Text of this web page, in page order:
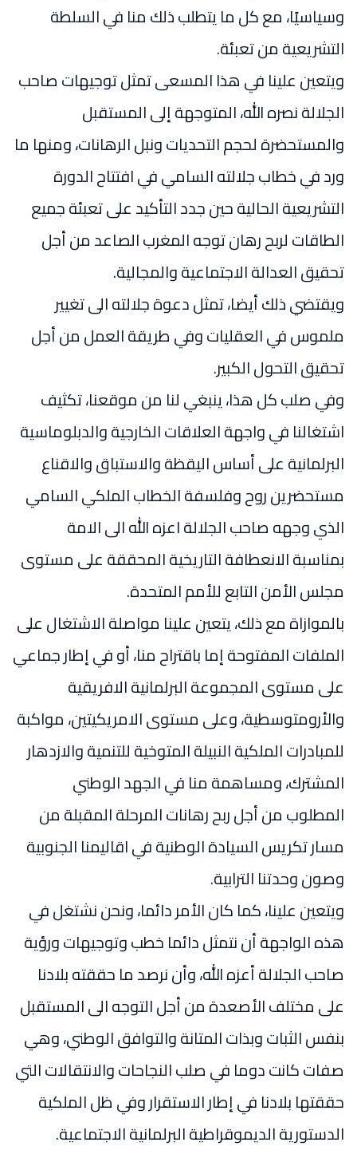
وسياسيًا، مع كل ما يتطلب ذلك منا في السلطة
التشريعية من تعبئة.
ويتعين علينا في هذا المسعى تمثل توجيهات صاحب
الجلالة نصره الله، المتوجهة إلى المستقبل
والمستحضرة لحجم التحديات ونبل الرهانات، ومنها ما
ورد في خطاب جلالته السامي في افتتاح الدورة
التشريعية الحالية حين جدد التأكيد على تعبئة جميع
الطاقات لربح رهان توجه المغرب الصاعد من أجل
تحقيق العدالة الاجتماعية والمجالية.
ويقتضي ذلك أيضا، تمثل دعوة جلالته الى تغيير
ملموس في العقليات وفي طريقة العمل من أجل
تحقيق التحول الكبير.
وفي صلب كل هذا، ينبغي لنا من موقعنا، تكثيف
اشتغالنا في واجهة العلاقات الخارجية والدبلوماسية
البرلمانية على أساس اليقظة والاستباق والاقناع
مستحضرين روح وفلسفة الخطاب الملكي السامي
الذي وجهه صاحب الجلالة اعزه الله الى الامة
بمناسبة الانعطافة التاريخية المحققة على مستوى
مجلس الأمن التابع للأمم المتحدة.
بالموازاة مع ذلك، يتعين علينا مواصلة الاشتغال على
الملفات المفتوحة إما باقتراح منا، أو في إطار جماعي
على مستوى المجموعة البرلمانية الافريقية
والأرومتوسطية، وعلى مستوى الامريكيتين، مواكبة
للمبادرات الملكية النبيلة المتوخية للتنمية والازدهار
المشترك، ومساهمة منا في الجهد الوطني
المطلوب من أجل ربح رهانات المرحلة المقبلة من
مسار تكريس السيادة الوطنية في اقاليمنا الجنوبية
وصون وحدتنا الترابية.
ويتعين علينا، كما كان الأمر دائما، ونحن نشتغل في
هذه الواجهة أن نتمثل دائما خطب وتوجيهات ورؤية
صاحب الجلالة أعزه الله، وأن نرصد ما حققته بلادنا
على مختلف الأصعدة من أجل التوجه الى المستقبل
بنفس الثبات وبذات المتانة والتوافق الوطني، وهي
صفات كانت دوما في صلب النجاحات والانتقالات التي
حققتها بلادنا في إطار الاستقرار وفي ظل الملكية
الدستورية الديموقراطية البرلمانية الاجتماعية.